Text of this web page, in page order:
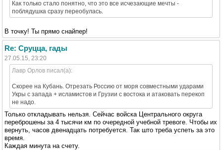
Как только стало понятно, что это все исчезающие мечты -
поблядушка сразу переобулась.
В точку! Ты прямо снайпер!
Re: Сруцца, гады
27.05.15, 23:20
Лавр Орлов писал(а):
Скорее на Кубань. Отрезать Россию от моря совместными ударами
Укры с запада + исламистов и Грузии с востока и атаковать перекоп
не надо.
Только откладывать нельзя. Сейчас войска Центрального округа
переброшены за 4 тысячи км по очередной учебной тревоге. Чтобы их
вернуть, часов двенадцать потребуется. Так што треба успеть за это
время.
Каждая минута на счету.